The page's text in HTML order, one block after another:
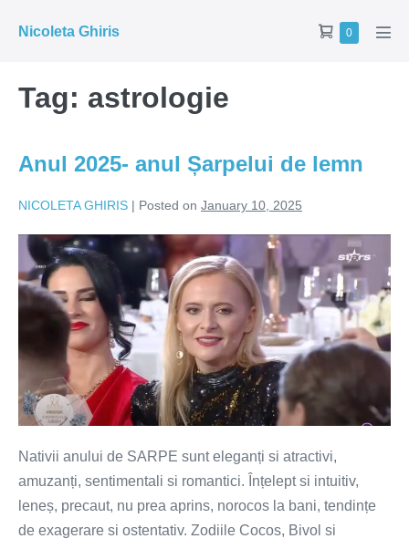
Nicoleta Ghiris
Shopping
0Items
Tag: astrologie
Anul 2025- anul Șarpelui de lemn
NICOLETA GHIRIS | Posted on January 10, 2025
Anul
2025-
anul
Șarpelui
lemn
Nativii anului de SARPE sunt eleganți si atractivi,
amuzanți, sentimentali si romantici. Înțelept si intuitiv,
leneș, precaut, nu prea aprins, norocos la bani, tendințe
de exagerare si ostentativ. Zodiile Cocos, Bivol si